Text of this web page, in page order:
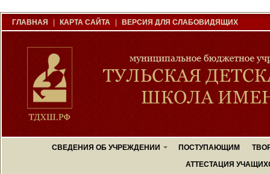
ГЛАВНАЯ КАРТА САЙТА ВЕРСИЯ ДЛЯ СЛАБОВИДЯЩИХ
СВЕДЕНИЯ ОБ УЧРЕЖДЕНИИ ПОСТУПАЮЩИМ
АТТЕСТАЦИЯ